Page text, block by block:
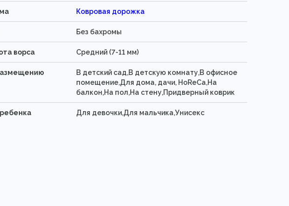
Ковровая дорожка
Без бахромы
ворса Средний (7-11 мм)
В детский сад,В детскую комнату,В офисное
помещение,Для дома, дачи, HoReCa,На
балкон,На пол,На стену,Придверный коврик
Для девочки,Для мальчика,Унисекс